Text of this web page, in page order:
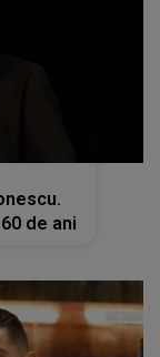
de ani